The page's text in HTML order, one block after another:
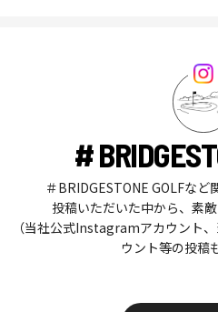
#
＃BRIDGESTONE GOLFな
投稿いただいた中から、素
（当社公式Instagramアカウント
ウント等の投稿